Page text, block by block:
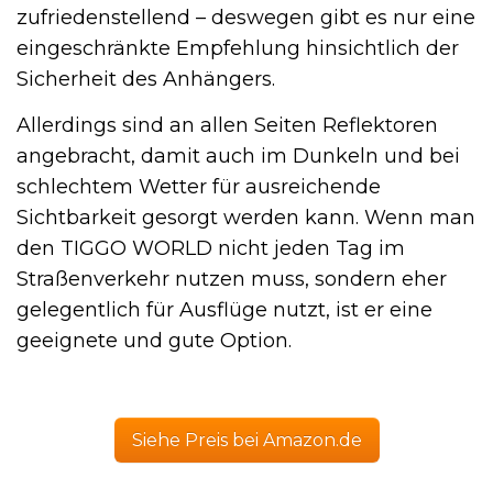
zufriedenstellend – deswegen gibt es nur eine
eingeschränkte Empfehlung hinsichtlich der
Sicherheit des Anhängers.
Allerdings sind an allen Seiten Reflektoren
angebracht, damit auch im Dunkeln und bei
schlechtem Wetter für ausreichende
Sichtbarkeit gesorgt werden kann. Wenn man
den TIGGO WORLD nicht jeden Tag im
Straßenverkehr nutzen muss, sondern eher
gelegentlich für Ausflüge nutzt, ist er eine
geeignete und gute Option.
Siehe Preis bei Amazon.de